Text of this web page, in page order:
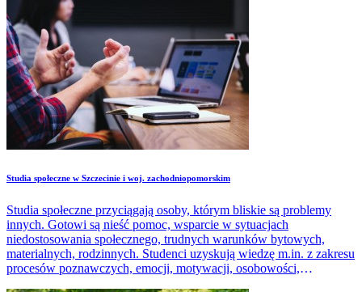
Studia społeczne w Szczecinie i woj. zachodniopomorskim
Studia społeczne przyciągają osoby, którym bliskie są problemy
innych. Gotowi są nieść pomoc, wsparcie w sytuacjach
niedostosowania społecznego, trudnych warunków bytowych,
materialnych, rodzinnych. Studenci uzyskują wiedzę m.in. z zakresu
procesów poznawczych, emocji, motywacji, osobowości,